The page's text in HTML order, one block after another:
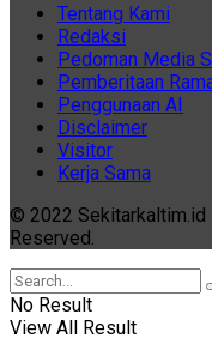
Tentang Kami
Redaksi
Pedoman Media
Pemberitaan
Penggunaan AI
Disclaimer
Visitor
Kerja Sama
© 2022 Sekitarkaltim.id
Reserved.
No Result
View All Result